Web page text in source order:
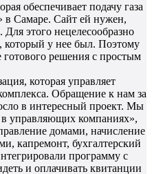
обеспечивает подачу газа
в Самаре. Сайт ей нужен,
этого нецелесообразно
который у нее был. Поэтому
решения с простым
которая управляет
Обращение к нам за
в интересный проект. Мы
управляющих компаниях»,
домами, начисление
капремонт, бухгалтерский
программу с
и оплачивать квитанции